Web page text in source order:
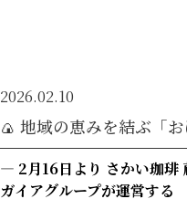
2026.02.10
🍙 地域の恵みを結ぶ「
― 2月16日より さかい珈琲
ガイアグループが運営する